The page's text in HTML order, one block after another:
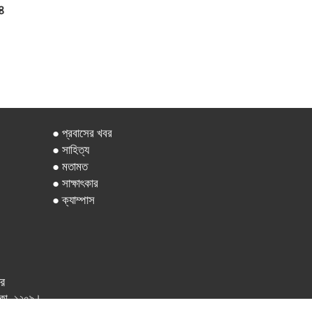
● প্রবাসের খবর
● সাহিত্য
● মতামত
● সাক্ষাৎকার
● ক্যাম্পাস
-১২০৯।